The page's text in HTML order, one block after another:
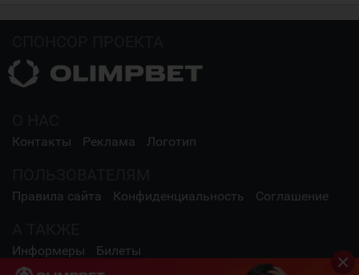
Контакты Реклама Логотип
Правила сайта Конфиденциальность Соглашение
Информеры Билеты